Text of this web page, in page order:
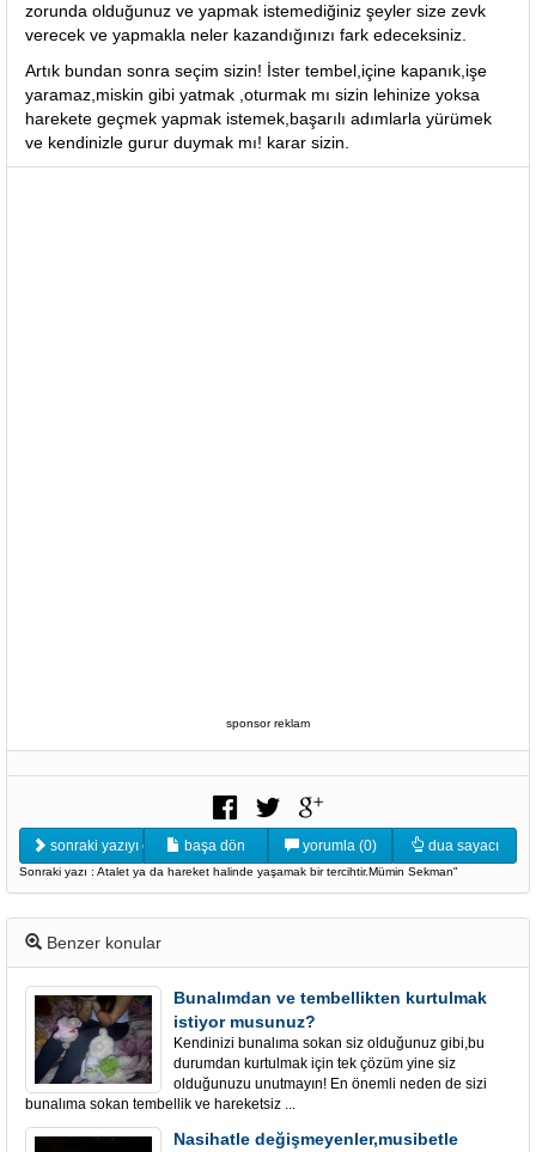
zorunda olduğunuz ve yapmak istemediğiniz şeyler size zevk
verecek ve yapmakla neler kazandığınızı fark edeceksiniz.
Artık bundan sonra seçim sizin! İster tembel,içine kapanık,işe
yaramaz,miskin gibi yatmak ,oturmak mı sizin lehinize yoksa
harekete geçmek yapmak istemek,başarılı adımlarla yürümek
ve kendinizle gurur duymak mı! karar sizin.
sponsor reklam
sonraki yazıyı oku başa dön yorumla (0) dua sayacı
Sonraki yazı : Atalet ya da hareket halinde yaşamak bir tercihtir.Mümin Sekman"
Benzer konular
Bunalımdan ve tembellikten kurtulmak
istiyor musunuz?
Kendinizi bunalıma sokan siz olduğunuz gibi,bu
durumdan kurtulmak için tek çözüm yine siz
olduğunuzu unutmayın! En önemli neden de sizi
bunalıma sokan tembellik ve hareketsiz ...
Nasihatle değişmeyenler,musibetle